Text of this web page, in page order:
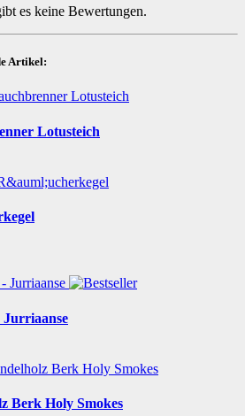
es keine Bewertungen.
Artikel:
Lotusteich
Jurriaanse
Berk Holy Smokes